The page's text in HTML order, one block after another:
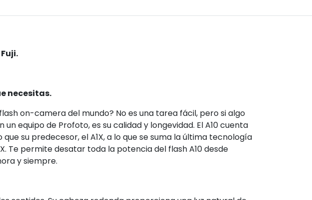
necesitas.
on-camera del mundo? No es una tarea fácil, pero si algo
equipo de Profoto, es su calidad y longevidad. El A10 cuenta
su predecesor, el A1X, a lo que se suma la última tecnología
Te permite desatar toda la potencia del flash A10 desde
y siempre.